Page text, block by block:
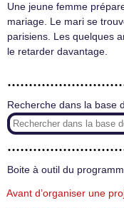
Une jeune femme
mariage. Le mari se
parisiens. Les quelques
le retarder davantage.
Recherche dans la base
Boite à outil du
Avant d’organiser une